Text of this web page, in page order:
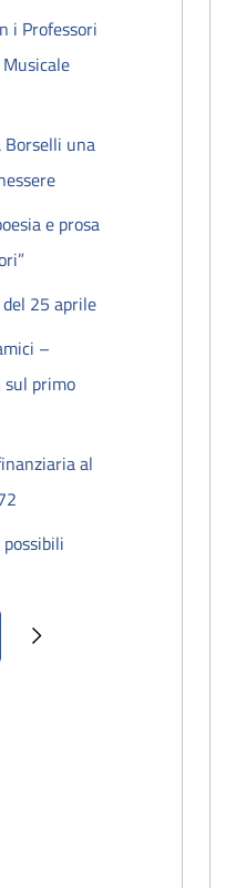
i Professori
Borselli una
e prosa
25 aprile
–
sul primo
al
Pagina successiva